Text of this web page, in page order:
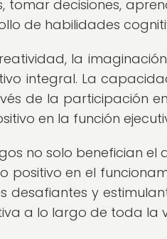
decisiones,
de habilidades
la
integral. La
de la participación
en la función
no solo benefician el
positivo en el
desafiantes y
a lo largo de toda la